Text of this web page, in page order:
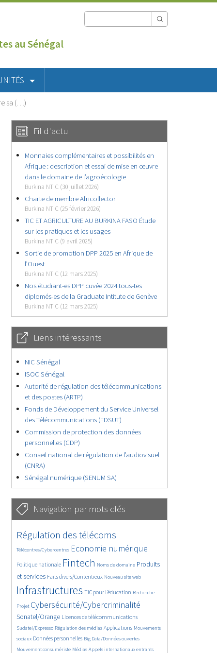
au Sénégal
sa (…)
Fil d'actu
Monnaies complémentaires et possibilités en
Afrique : description et essai de mise en œuvre
dans le domaine de l’agroécologie
Burkina NTIC (30 juillet 2026)
Charte de membre Africollector
Burkina NTIC (25 février 2026)
TIC ET AGRICULTURE AU BURKINA FASO Étude
sur les pratiques et les usages
Burkina NTIC (9 avril 2025)
Sortie de promotion DPP 2025 en Afrique de
l’Ouest
Burkina NTIC (12 mars 2025)
Nos étudiant-es DPP cuvée 2024 tous-tes
diplomés-es de la Graduate Intitute de Genève
Burkina NTIC (12 mars 2025)
Liens intéressants
NIC Sénégal
ISOC Sénégal
Autorité de régulation des télécommunications
et des postes (ARTP)
Fonds de Développement du Service Universel
des Télécommunications (FDSUT)
Commission de protection des données
personnelles (CDP)
Conseil national de régulation de l’audiovisuel
(CNRA)
Sénégal numérique (SENUM SA)
Navigation par mots clés
4661/5817
Régulation des télécoms
364/5817
Télécentres/Cybercentres
3815/5817 Economie numérique
1883/5817
Politique nationale
5220/5817 Fintech
690/5817
Noms de domaine
2502/5817
Produits
et services
1625/5817 Faits divers/Contentieux
856/5817 Nouveau site web
5817/5817
Infrastructures
1842/5817
TIC pour l’éducation
206/5817
Recherche
249/5817
Projet
3690/5817Cybersécurité/Cybercriminalité
2341/5817
Sonatel/Orange
1631/5817 Licences de télécommunications
303/5817
Sudatel/Expresso
1019/5817 Régulation des médias
1543/5817 Applications
1248/5817
Mouvements
sociaux
1670/5817Données personnelles
148/5817 Big Data/Données ouvertes
630/5817
Mouvement consumériste
366/5817 Médias
753/5817 Appels internationaux entrants
1764/5817